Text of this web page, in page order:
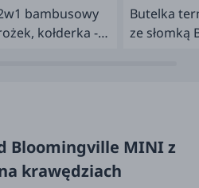
bambusowy
kołderka -
Butelka
ze słomką
Bloomingville MINI z
krawędziach